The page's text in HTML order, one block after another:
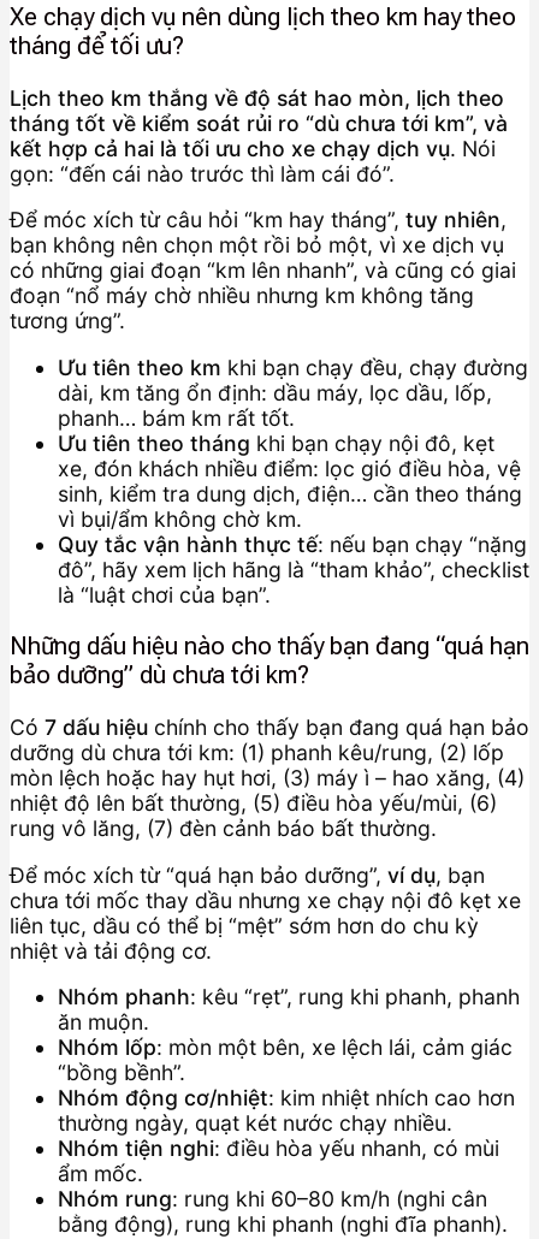
Xe chạy dịch vụ nên dùng lịch theo km hay theo
tháng để tối ưu?
Lịch theo km thắng về độ sát hao mòn, lịch theo
tháng tốt về kiểm soát rủi ro “dù chưa tới km”, và
kết hợp cả hai là tối ưu cho xe chạy dịch vụ. Nói
gọn: “đến cái nào trước thì làm cái đó”.
Để móc xích từ câu hỏi “km hay tháng”, tuy nhiên,
bạn không nên chọn một rồi bỏ một, vì xe dịch vụ
có những giai đoạn “km lên nhanh”, và cũng có giai
đoạn “nổ máy chờ nhiều nhưng km không tăng
tương ứng”.
Ưu tiên theo km khi bạn chạy đều, chạy đường
dài, km tăng ổn định: dầu máy, lọc dầu, lốp,
phanh… bám km rất tốt.
Ưu tiên theo tháng khi bạn chạy nội đô, kẹt
xe, đón khách nhiều điểm: lọc gió điều hòa, vệ
sinh, kiểm tra dung dịch, điện… cần theo tháng
vì bụi/ẩm không chờ km.
Quy tắc vận hành thực tế: nếu bạn chạy “nặng
đô”, hãy xem lịch hãng là “tham khảo”, checklist
là “luật chơi của bạn”.
Những dấu hiệu nào cho thấy bạn đang “quá hạn
bảo dưỡng” dù chưa tới km?
Có 7 dấu hiệu chính cho thấy bạn đang quá hạn bảo
dưỡng dù chưa tới km: (1) phanh kêu/rung, (2) lốp
mòn lệch hoặc hay hụt hơi, (3) máy ì – hao xăng, (4)
nhiệt độ lên bất thường, (5) điều hòa yếu/mùi, (6)
rung vô lăng, (7) đèn cảnh báo bất thường.
Để móc xích từ “quá hạn bảo dưỡng”, ví dụ, bạn
chưa tới mốc thay dầu nhưng xe chạy nội đô kẹt xe
liên tục, dầu có thể bị “mệt” sớm hơn do chu kỳ
nhiệt và tải động cơ.
Nhóm phanh: kêu “rẹt”, rung khi phanh, phanh
ăn muộn.
Nhóm lốp: mòn một bên, xe lệch lái, cảm giác
“bồng bềnh”.
Nhóm động cơ/nhiệt: kim nhiệt nhích cao hơn
thường ngày, quạt két nước chạy nhiều.
Nhóm tiện nghi: điều hòa yếu nhanh, có mùi
ẩm mốc.
Nhóm rung: rung khi 60–80 km/h (nghi cân
bằng động), rung khi phanh (nghi đĩa phanh).